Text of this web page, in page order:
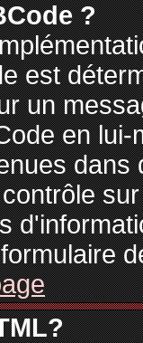
?
est
un
en